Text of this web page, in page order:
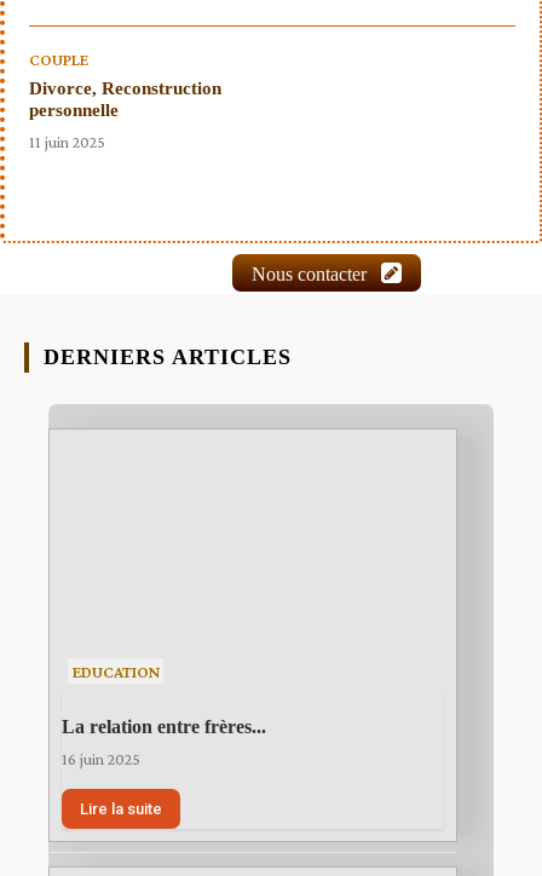
COUPLE
Divorce, Reconstruction
personnelle
11 juin 2025
Nous contacter
DERNIERS ARTICLES
EDUCATION
La relation entre frères...
16 juin 2025
Lire la suite